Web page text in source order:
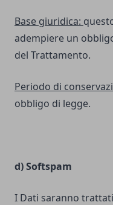
Base giuridica:
adempiere un
del Trattamento.
Periodo di
obbligo di legge.
d) Softspam
I Dati saranno